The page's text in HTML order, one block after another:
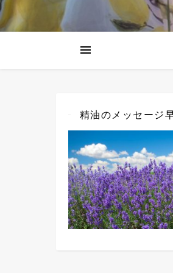
精油のメッセージ